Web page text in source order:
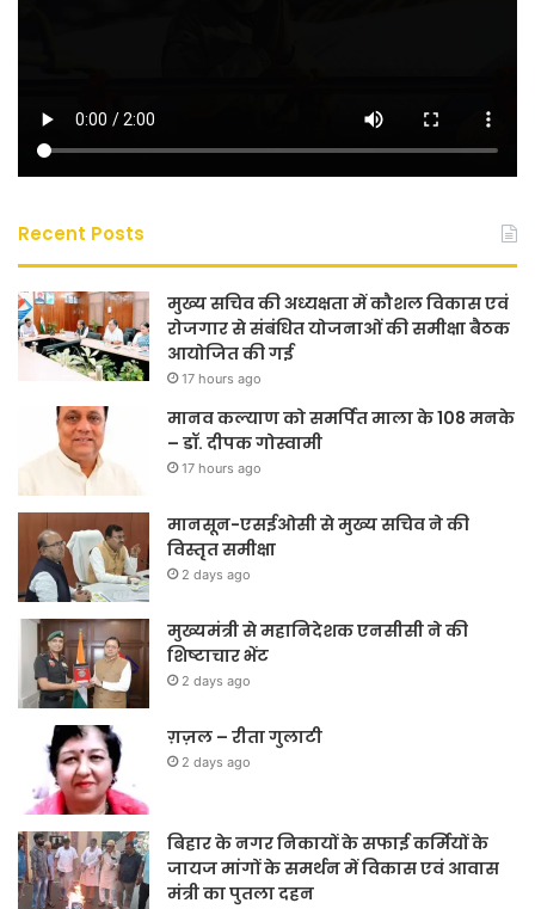
Recent Posts
मुख्य सचिव की अध्यक्षता में कौशल विकास एवं
रोजगार से संबंधित योजनाओं की समीक्षा बैठक
आयोजित की गई
17 hours ago
मानव कल्याण को समर्पित माला के 108 मनके
– डॉ. दीपक गोस्वामी
17 hours ago
मानसून-एसईओसी से मुख्य सचिव ने की
विस्तृत समीक्षा
2 days ago
मुख्यमंत्री से महानिदेशक एनसीसी ने की
शिष्टाचार भेंट
2 days ago
ग़ज़ल – रीता गुलाटी
2 days ago
बिहार के नगर निकायों के सफाई कर्मियों के
जायज मांगों के समर्थन में विकास एवं आवास
मंत्री का पुतला दहन